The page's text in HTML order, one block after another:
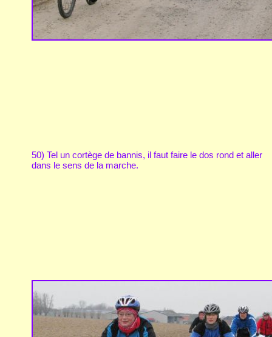
50) Tel un cortège de bannis, il faut faire le dos rond et aller
dans le sens de la marche.